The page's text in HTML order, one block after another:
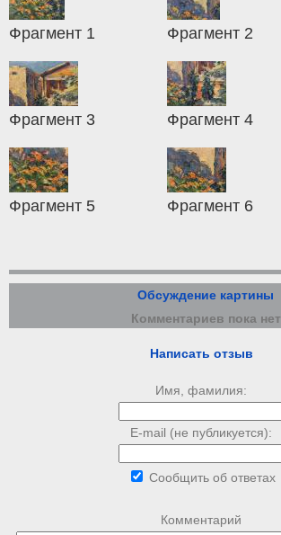
Фрагмент 1 Фрагмент 2
Фрагмент 3 Фрагмент 4
Фрагмент 5 Фрагмент 6
Обсуждение картины
Комментариев пока нет
Написать отзыв
Имя, фамилия:
E-mail (не публикуется):
Сообщить об ответах
Комментарий